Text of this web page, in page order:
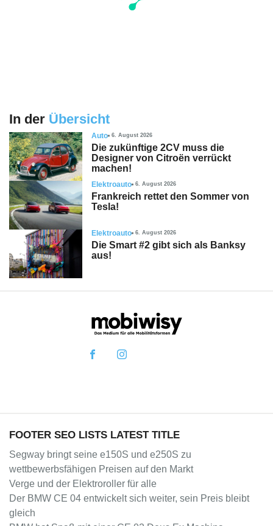
In der Übersicht
Auto 6. August 2026
Die zukünftige 2CV muss die
Designer von Citroën verrückt
machen!
Elektroauto 6. August 2026
Frankreich rettet den Sommer von
Tesla!
Elektroauto 6. August 2026
Die Smart #2 gibt sich als Banksy
aus!
FOOTER SEO LISTS LATEST TITLE
Segway bringt seine e150S und e250S zu
wettbewerbsfähigen Preisen auf den Markt
Verge und der Elektroroller für alle
Der BMW CE 04 entwickelt sich weiter, sein Preis bleibt
gleich